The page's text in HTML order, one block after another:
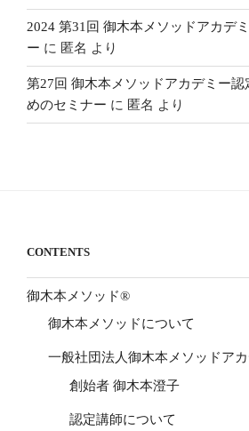
2024 第31回 御木本メソッドアカデ
ー に 匿名 より
第27回 御木本メソッドアカデミー認
めのセミナー に 匿名 より
CONTENTS
御木本メソッド®
御木本メソッドについて
一般社団法人御木本メソッドア
創始者 御木本澄子
認定講師について